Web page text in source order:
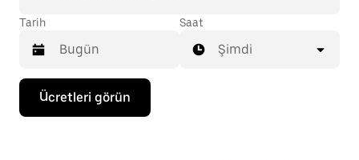
Tarih
Takvimle
etkileşime
geçmek
Saat
Şimdi
Ücretleri görün